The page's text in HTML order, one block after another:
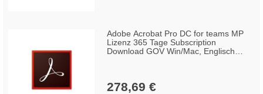
Adobe Acrobat Pro DC for teams MP
Lizenz 365 Tage Subscription
Download GOV Win/Mac, Englisch
278,69 €